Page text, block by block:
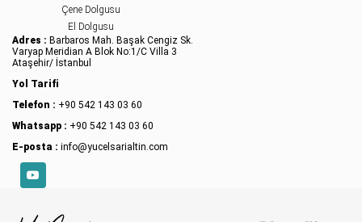
Çene Dolgusu
El Dolgusu
Adres : Barbaros Mah. Başak Cengiz Sk.
Varyap Meridian A Blok No:1/C Villa 3
Ataşehir/ İstanbul
Yol Tarifi
Telefon : +90 542 143 03 60
Whatsapp : +90 542 143 03 60
E-posta : info@yucelsarialtin.com
YouTube